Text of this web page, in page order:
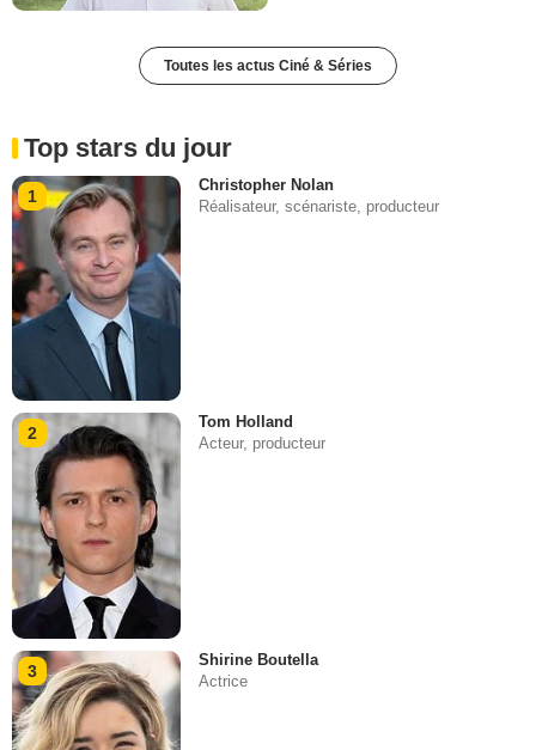
Toutes les actus Ciné & Séries
Top stars du jour
1
Christopher Nolan
Réalisateur, scénariste, producteur
2
Tom Holland
Acteur, producteur
3
Shirine Boutella
Actrice